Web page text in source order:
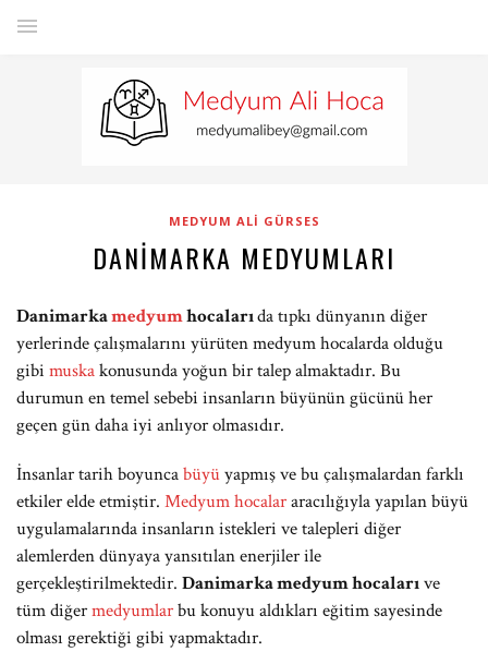
MEDYUM ALI GÜRSES
DANIMARKA MEDYUMLARI
Danimarkamedyumhocalarıda tıpkı dünyanın diğer
yerlerinde çalışmalarını yürüten medyum hocalarda olduğu
gibi muskakonusunda yoğun bir talep almaktadır. Bu
durumun en temel sebebi insanların büyünün gücünü her
geçen gün daha iyi anlıyor olmasıdır.
İnsanlar tarih boyuncabüyüyapmış ve bu çalışmalardan farklı
etkiler elde etmiştir. Medyum hocalararacılığıyla yapılan büyü
uygulamalarında insanların istekleri ve talepleri diğer
alemlerden dünyaya yansıtılan enerjiler ile
gerçekleştirilmektedir. Danimarka medyum hocalarıve
tüm diğermedyumlarbu konuyu aldıkları eğitim sayesinde
olması gerektiği gibi yapmaktadır.